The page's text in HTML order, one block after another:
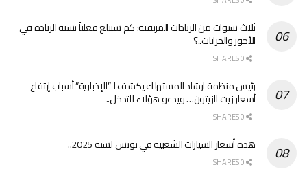
ثلاث سنوات من الزيادات المرتقبة: كم ستبلغ فعلياً نسبة الزيادة في
الأجور والجرايات..؟
رئيس منظمة ارشاد المستهلك يكشف لـ”الإخبارية” أسباب إرتفاع
أسعار زيت الزيتون… ويدعو هؤلاء للتدخل..
هذه أسعار السيارات الشعبية في تونس لسنة 2025..